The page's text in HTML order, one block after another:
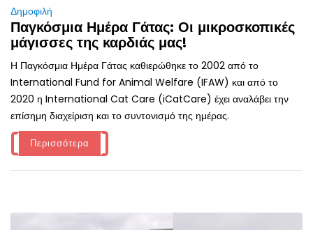
Δημοφιλή
Παγκόσμια Ημέρα Γάτας: Οι μικροσκοπικές
μάγισσες της καρδιάς μας!
Η Παγκόσμια Ημέρα Γάτας καθιερώθηκε το 2002 από το
International Fund for Animal Welfare (IFAW) και από το
2020 η International Cat Care (iCatCare) έχει αναλάβει την
επίσημη διαχείριση και το συντονισμό της ημέρας.
Περισσότερα